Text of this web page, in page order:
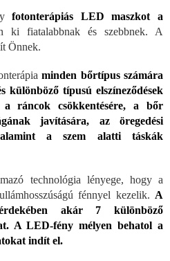
fotonterápiás LED maszkot a
ki fiatalabbnak és szebbnek. A
Önnek.
minden bőrtípus számára
különböző típusú elszíneződések
a ráncok csökkentésére, a bőr
javítására, az öregedési
a szem alatti táskák
technológia lényege, hogy a
fénnyel kezelik. A
akár 7 különböző
A LED-fény mélyen behatol a
indít el.